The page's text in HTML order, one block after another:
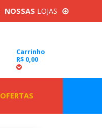
NOSSAS LOJAS
Carrinho
R$ 0,00
OFERTAS